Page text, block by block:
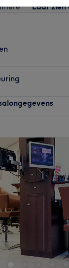
Laat zien
20 in het centrum
Yensi heeft
in
verrassen met